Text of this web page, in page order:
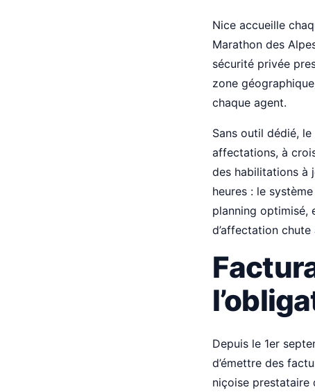
Nice accueille
Marathon des
sécurité privée
zone
chaque agent.
Sans outil dédié,
affectations, à
des habilitations à
heures : le
planning optimisé,
d’affectation chute
Depuis le 1er
d’émettre des
niçoise prestataire